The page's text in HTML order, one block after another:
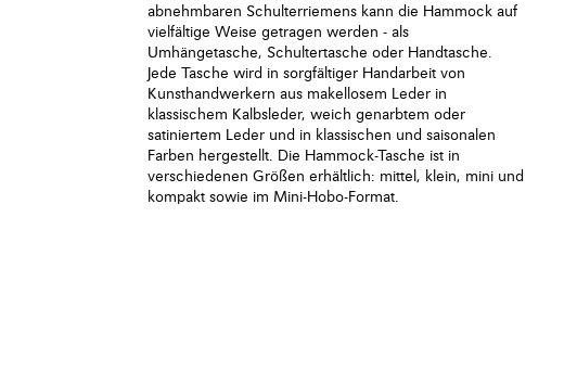
abnehmbaren Schulterriemens kann die Hammock auf
vielfältige Weise getragen werden - als
Umhängetasche, Schultertasche oder Handtasche.
Jede Tasche wird in sorgfältiger Handarbeit von
Kunsthandwerkern aus makellosem Leder in
klassischem Kalbsleder, weich genarbtem oder
satiniertem Leder und in klassischen und saisonalen
Farben hergestellt. Die Hammock-Tasche ist in
verschiedenen Größen erhältlich: mittel, klein, mini und
kompakt sowie im Mini-Hobo-Format.